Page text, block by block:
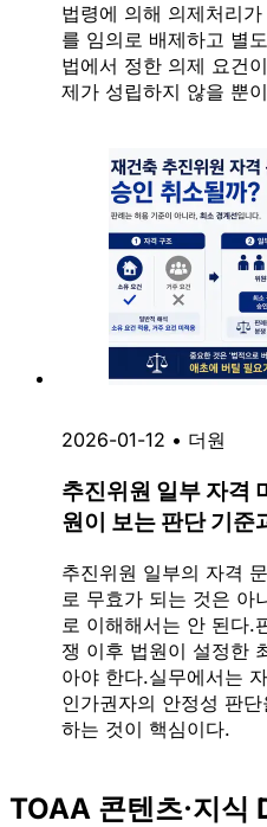
법령에 의해 의제처리
를 임의로 배제하고 별
법에서 정한 의제 요건
제가 성립하지 않을 뿐
2026-01-12 • 더원
추진위원 일부 자격
원이 보는 판단 기준
추진위원 일부의 자격
로 무효가 되는 것은 아
로 이해해서는 안 된다.
쟁 이후 법원이 설정한
아야 한다.실무에서는
인가권자의 안정성 판
하는 것이 핵심이다.
TOAA 콘텐츠·지식